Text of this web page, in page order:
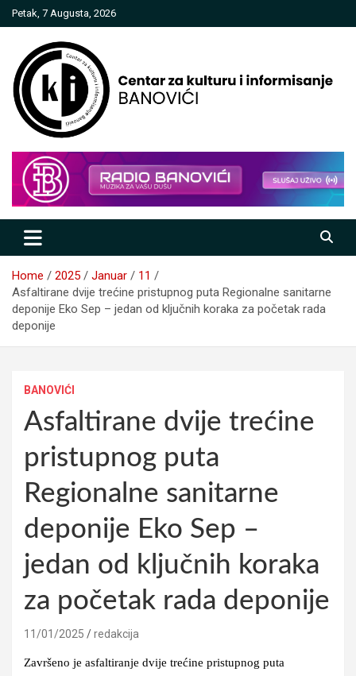
Skip
to
Petak, 7 Augusta, 2026
Centar za kulturu i informisanje
Banovići
Home 2025 Januar
11
Asfaltirane dvije trećine pristupnog puta Regionalne sanitarne
deponije Eko Sep – jedan od ključnih koraka za početak rada
deponije
BANOVIĆI
Asfaltirane dvije trećine
pristupnog puta
Regionalne sanitarne
deponije Eko Sep –
jedan od ključnih koraka
za početak rada deponije
11/01/2025 redakcija
Završeno je asfaltiranje dvije trećine pristupnog puta